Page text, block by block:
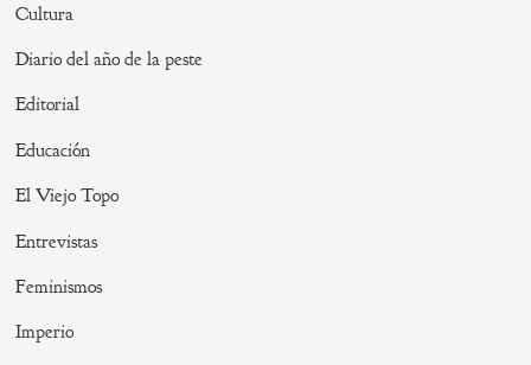
Cultura
Diario del año de la peste
Editorial
Educación
El Viejo Topo
Entrevistas
Feminismos
Imperio